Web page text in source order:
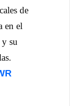
de
en el
su